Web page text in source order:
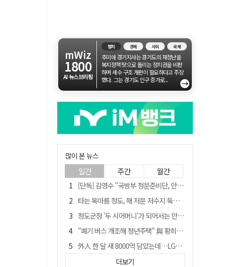
mWiz
1800
AI 뉴스브리핑
정치 경제 사회 국제
추미애 경기지사는 경기도의 재정난을
복지정책 탓으로 돌리는 정치권을 비판
하며 세수 구조 개편이 필요하다고 주장
했다. 그는 경기도 인구 증가로...
→
많이 본 뉴스
일간 주간 월간
[단독] 김영수 "국방부 청문준비단, 안규백 탈영 알고있었다"
타는 목마름 청도, 해 저문 저수지 둑에 군수가 서 있었다
청도군정 '두 시어머니'가 되어서는 안된다
"폐기 버스 개조해 청년주택" 與 황희…'딸 학비는 年 4200만원'
外人 한 달 새 8000억 담았는데…LG이노텍 목표주가는 왜 엇갈릴까
임시휴업 들어갔던 홈플러스 영주점, 7일 영업 재개…지하 1층만 운영
더보기